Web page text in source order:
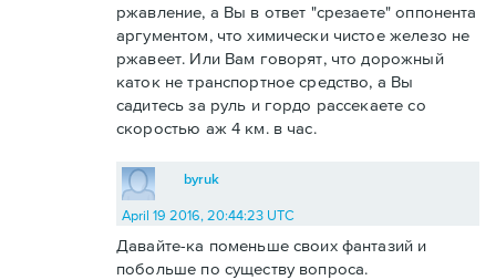
ржавление, а Вы в ответ "срезаете" оппонента
аргументом, что химически чистое железо не
ржавеет. Или Вам говорят, что дорожный
каток не транспортное средство, а Вы
садитесь за руль и гордо рассекаете со
скоростью аж 4 км. в час.
byruk
April 19 2016, 20:44:23 UTC
Давайте-ка поменьше своих фантазий и
побольше по существу вопроса.